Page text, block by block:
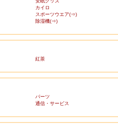
カイロ
スポーツウエア(⇒)
除湿機(⇒)
紅茶
パーツ
通信・サービス